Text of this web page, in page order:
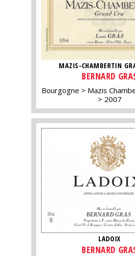
MAZIS-CHAMBERTIN
BERNARD
Bourgogne Mazis
2007
LADOIX
BERNARD